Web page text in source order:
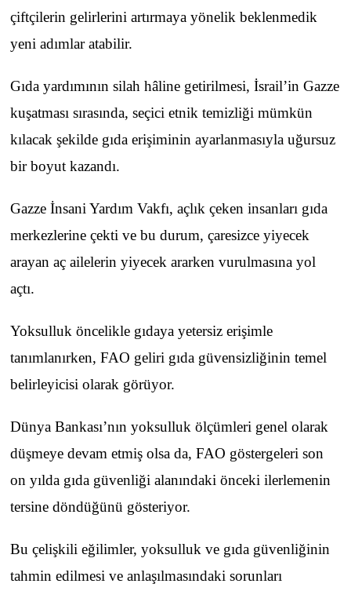
çiftçilerin gelirlerini artırmaya yönelik beklenmedik
yeni adımlar atabilir.
Gıda yardımının silah hâline getirilmesi, İsrail’in Gazze
kuşatması sırasında, seçici etnik temizliği mümkün
kılacak şekilde gıda erişiminin ayarlanmasıyla uğursuz
bir boyut kazandı.
Gazze İnsani Yardım Vakfı, açlık çeken insanları gıda
merkezlerine çekti ve bu durum, çaresizce yiyecek
arayan aç ailelerin yiyecek ararken vurulmasına yol
açtı.
Yoksulluk öncelikle gıdaya yetersiz erişimle
tanımlanırken, FAO geliri gıda güvensizliğinin temel
belirleyicisi olarak görüyor.
Dünya Bankası’nın yoksulluk ölçümleri genel olarak
düşmeye devam etmiş olsa da, FAO göstergeleri son
on yılda gıda güvenliği alanındaki önceki ilerlemenin
tersine döndüğünü gösteriyor.
Bu çelişkili eğilimler, yoksulluk ve gıda güvenliğinin
tahmin edilmesi ve anlaşılmasındaki sorunları